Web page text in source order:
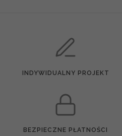
INDYWIDUALNY PROJEKT
BEZPIECZNE PŁATNOŚCI